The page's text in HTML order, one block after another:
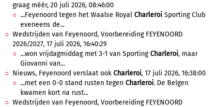
graag méér, 20 juli 2026, 08:46:00
...Feyenoord tegen het Waalse Royal Charleroi Sporting Club
eveneens de...
Wedstrijden van Feyenoord, Voorbereiding FEYENOORD
2026/2027, 17 juli 2026, 16:40:29
...won vrijdagmiddag met 3-1 van SportingCharleroi, maar
Giovanni van...
Nieuws, Feyenoord verslaat ook Charleroi, 17 juli 2026, 16:38:00
...met een 0-0 stand rusten tegen Charleroi. De Belgen
kwamen kort na rust...
Wedstrijden van Feyenoord, Voorbereiding FEYENOORD